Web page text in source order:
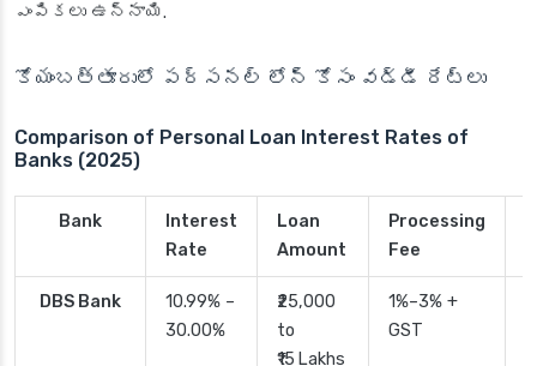
ఎంపికలు ఉన్నాయి.
కోయంబత్తూరులో పర్సనల్ లోన్ కోసం వడ్డీ రేట్లు
Comparison of Personal Loan Interest Rates of
Banks (2025)
Bank
Interest
Rate
Loan
Amount
Processing
Fee
DBS Bank
10.99% –
30.00%
₹25,000
to
₹15 Lakhs
1%–3% +
GST